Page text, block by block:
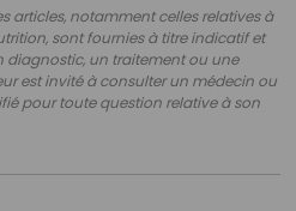
articles, notamment celles relatives à
sont fournies à titre indicatif et
un traitement ou une
est invité à consulter un médecin ou
pour toute question relative à son